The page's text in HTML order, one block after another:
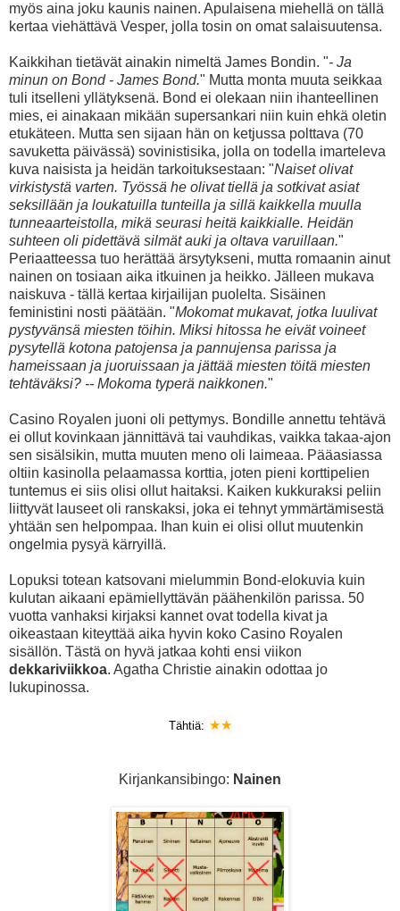
myös aina joku kaunis nainen. Apulaisena miehellä on tällä
kertaa viehättävä Vesper, jolla tosin on omat salaisuutensa.
Kaikkihan tietävät ainakin nimeltä James Bondin. "- Ja
minun on Bond - James Bond." Mutta monta muuta seikkaa
tuli itselleni yllätyksenä. Bond ei olekaan niin ihanteellinen
mies, ei ainakaan mikään supersankari niin kuin ehkä oletin
etukäteen. Mutta sen sijaan hän on ketjussa polttava (70
savuketta päivässä) sovinistisika, jolla on todella imarteleva
kuva naisista ja heidän tarkoituksestaan: "Naiset olivat
virkistystä varten. Työssä he olivat tiellä ja sotkivat asiat
seksillään ja loukatuilla tunteilla ja sillä kaikkella muulla
tunneaarteistolla, mikä seurasi heitä kaikkialle. Heidän
suhteen oli pidettävä silmät auki ja oltava varuillaan."
Periaatteessa tuo herättää ärsytykseni, mutta romaanin ainut
nainen on tosiaan aika itkuinen ja heikko. Jälleen mukava
naiskuva - tällä kertaa kirjailijan puolelta. Sisäinen
feministini nosti päätään. "Mokomat mukavat, jotka luulivat
pystyvänsä miesten töihin. Miksi hitossa he eivät voineet
pysytellä kotona patojensa ja pannujensa parissa ja
hameissaan ja juoruissaan ja jättää miesten töitä miesten
tehtäväksi? -- Mokoma typerä naikkonen."
Casino Royalen juoni oli pettymys. Bondille annettu tehtävä
ei ollut kovinkaan jännittävä tai vauhdikas, vaikka takaa-ajon
sen sisälsikin, mutta muuten meno oli laimeaa. Pääasiassa
oltiin kasinolla pelaamassa korttia, joten pieni korttipelien
tuntemus ei siis olisi ollut haitaksi. Kaiken kukkuraksi peliin
liittyvät lauseet oli ranskaksi, joka ei tehnyt ymmärtämisestä
yhtään sen helpompaa. Ihan kuin ei olisi ollut muutenkin
ongelmia pysyä kärryillä.
Lopuksi totean katsovani mielummin Bond-elokuvia kuin
kulutan aikaani epämiellyttävän päähenkilön parissa. 50
vuotta vanhaksi kirjaksi kannet ovat todella kivat ja
oikeastaan kiteyttää aika hyvin koko Casino Royalen
sisällön. Tästä on hyvä jatkaa kohti ensi viikon
dekkariviikkoa. Agatha Christie ainakin odottaa jo
lukupinossa.
Tähtiä: ★★
Kirjankansibingo: Nainen